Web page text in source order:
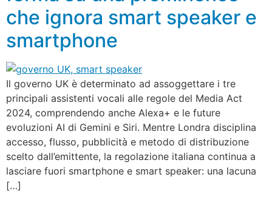
che ignora smart speaker e
smartphone
Il governo UK è determinato ad assoggettare i tre
principali assistenti vocali alle regole del Media Act
2024, comprendendo anche Alexa+ e le future
evoluzioni AI di Gemini e Siri. Mentre Londra disciplina
accesso, flusso, pubblicità e metodo di distribuzione
scelto dall’emittente, la regolazione italiana continua a
lasciare fuori smartphone e smart speaker: una lacuna
[…]